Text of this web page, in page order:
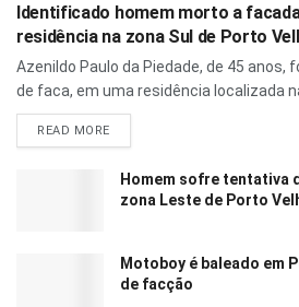
Identificado homem morto a
residência na zona Sul de Porto
Azenildo Paulo da Piedade, de 45 anos,
de faca, em uma residência localizada
READ MORE
Homem sofre tentativa
zona Leste de Porto
Motoboy é baleado em
de facção